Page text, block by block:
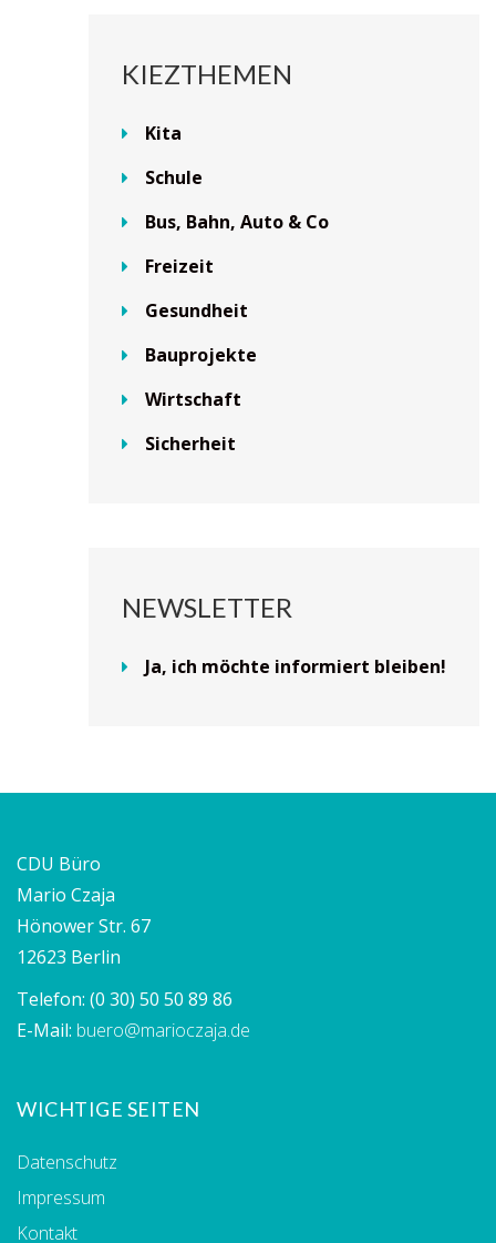
KIEZTHEMEN
Kita
Schule
Bus, Bahn, Auto & Co
Freizeit
Gesundheit
Bauprojekte
Wirtschaft
Sicherheit
NEWSLETTER
Ja, ich möchte informiert bleiben!
CDU Büro
Mario Czaja
Hönower Str. 67
12623 Berlin
Telefon: (0 30) 50 50 89 86
E-Mail: buero@marioczaja.de
WICHTIGE SEITEN
Datenschutz
Impressum
Kontakt